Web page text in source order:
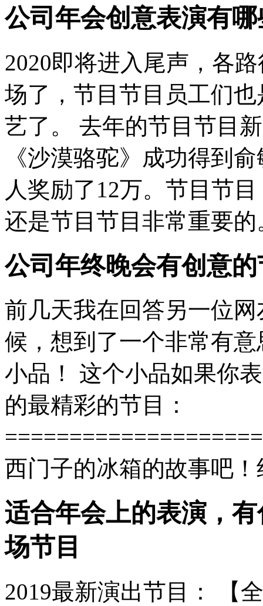
公司年会创意表演有
2020即将进入尾声，各
场了，节目节目员工们
艺了。 去年的节目节目
《沙漠骆驼》成功得到
人奖励了12万。节目节
还是节目节目非常重要的
公司年终晚会有创意
前几天我在回答另一位
候，想到了一个非常有意
小品！ 这个小品如果你
的最精彩的节目：
西门子的冰箱的故事吧
适合年会上的表演，
场节目
2019最新演出节目： 【